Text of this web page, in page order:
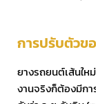
การปรับตัวข
ยางรถยนต์เส้นให
งานจริงก็ต้องมีกา